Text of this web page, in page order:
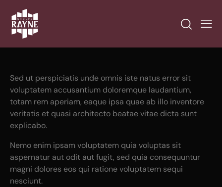
Sed ut perspiciatis unde omnis iste natus error sit
voluptatem accusantium doloremque laudantium,
totam rem aperiam, eaque ipsa quae ab illo inventore
veritatis et quasi architecto beatae vitae dicta sunt
explicabo.
Nemo enim ipsam voluptatem quia voluptas sit
aspernatur aut odit aut fugit, sed quia consequuntur
magni dolores eos qui ratione voluptatem sequi
nesciunt.